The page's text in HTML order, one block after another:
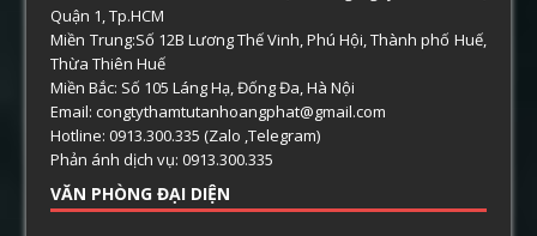
Quận 1, Tp.HCM
Miền Trung:Số 12B Lương Thế Vinh, Phú Hội, Thành phố Huế,
Thừa Thiên Huế
Miền Bắc: Số 105 Láng Hạ, Đống Đa, Hà Nội
Email: congtythamtutanhoangphat@gmail.com
Hotline: 0913.300.335 (Zalo ,Telegram)
Phản ánh dịch vụ: 0913.300.335
VĂN PHÒNG ĐẠI DIỆN